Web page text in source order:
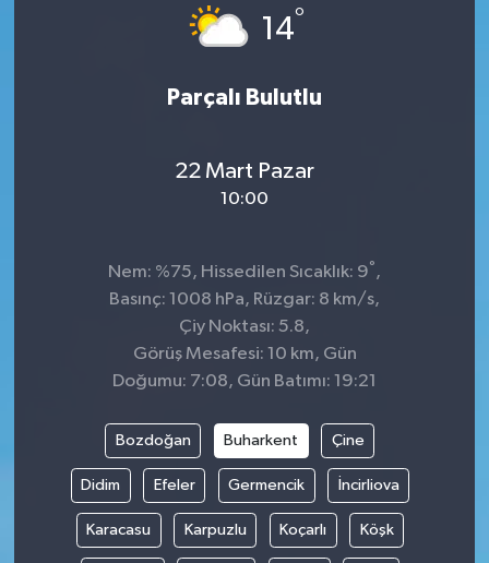
14°
Parçalı Bulutlu
22 Mart Pazar
10:00
Nem: %75, Hissedilen Sıcaklık: 9°,
Basınç: 1008 hPa, Rüzgar: 8 km/s,
Çiy Noktası: 5.8,
Görüş Mesafesi: 10 km, Gün
Doğumu: 7:08, Gün Batımı: 19:21
Bozdoğan Buharkent Çine
Didim Efeler Germencik İncirliova
Karacasu Karpuzlu Koçarlı Köşk